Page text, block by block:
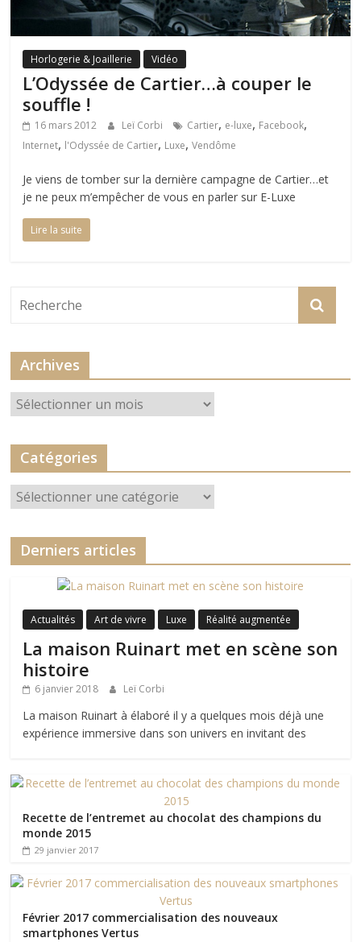
Horlogerie & Joaillerie Vidéo
L’Odyssée de Cartier…à couper le
souffle !
16 mars 2012 Leï Corbi Cartier, e-luxe, Facebook,
Internet, l'Odyssée de Cartier, Luxe,Vendôme
Je viens de tomber sur la dernière campagne de Cartier…et
je ne peux m’empêcher de vous en parler sur E-Luxe
Lire la suite
Archives
Archives
Catégories
Catégories
Derniers articles
Actualités Art de vivre Luxe Réalité augmentée
La maison Ruinart met en scène son
histoire
6 janvier 2018 Leï Corbi
La maison Ruinart à élaboré il y a quelques mois déjà une
expérience immersive dans son univers en invitant des
Recette de l’entremet au chocolat des champions du
monde 2015
29 janvier 2017
Février 2017 commercialisation des nouveaux
smartphones Vertus